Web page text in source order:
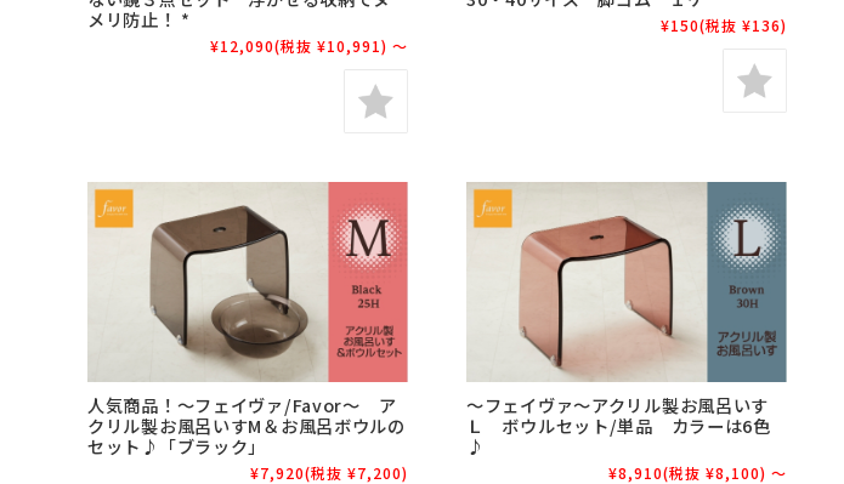
メリ防止！ *
¥12,090(税抜 ¥10,991) ～
¥150(税抜 ¥136)
人気商品！～フェイヴァ/Favor～ ア
クリル製お風呂いすM＆お風呂ボウルの
セット♪「ブラック」
¥7,920(税抜 ¥7,200)
～フェイヴァ～アクリル製お風呂いす
Ｌ ボウルセット/単品 カラーは6色
♪
¥8,910(税抜 ¥8,100) ～